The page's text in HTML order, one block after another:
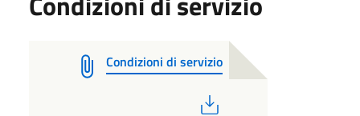
Condizioni di servizio